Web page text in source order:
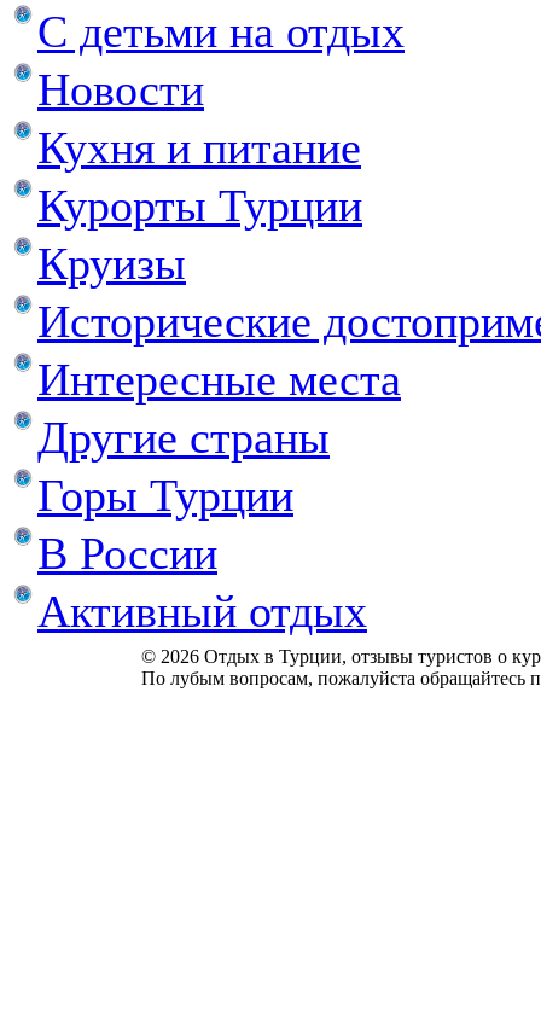
С детьми на отдых
Новости
Кухня и питание
Курорты Турции
Круизы
Исторические
Интересные места
Другие страны
Горы Турции
В России
Активный отдых
© 2026 Отдых в Турции, отзывы туристов о
По лубым вопросам, пожалуйста обращайтесь